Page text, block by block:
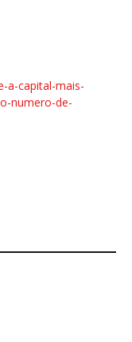
a-capital-mais-
numero-de-